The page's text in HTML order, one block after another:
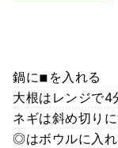
鍋に◾︎を入れる
大根はレンジで4
ネギは斜め切り
◎はボウルに入れ